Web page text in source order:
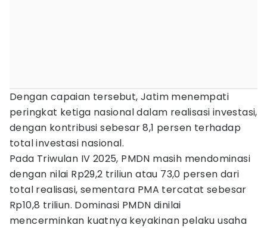
Dengan capaian tersebut, Jatim menempati
peringkat ketiga nasional dalam realisasi investasi,
dengan kontribusi sebesar 8,1 persen terhadap
total investasi nasional.
Pada Triwulan IV 2025, PMDN masih mendominasi
dengan nilai Rp29,2 triliun atau 73,0 persen dari
total realisasi, sementara PMA tercatat sebesar
Rp10,8 triliun. Dominasi PMDN dinilai
mencerminkan kuatnya keyakinan pelaku usaha